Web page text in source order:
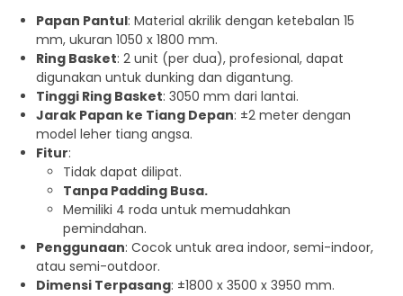
Papan Pantul: Material akrilik dengan ketebalan 15
mm, ukuran 1050 x 1800 mm.
Ring Basket: 2 unit (per dua), profesional, dapat
digunakan untuk dunking dan digantung.
Tinggi Ring Basket: 3050 mm dari lantai.
Jarak Papan ke Tiang Depan: ±2 meter dengan
model leher tiang angsa.
Fitur:
Tidak dapat dilipat.
Tanpa Padding Busa.
Memiliki 4 roda untuk memudahkan
pemindahan.
Penggunaan: Cocok untuk area indoor, semi-indoor,
atau semi-outdoor.
Dimensi Terpasang: ±1800 x 3500 x 3950 mm.